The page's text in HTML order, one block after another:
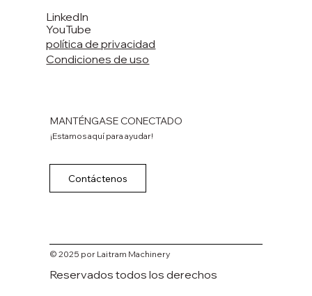
LinkedIn
YouTube
política de privacidad
Condiciones de uso
MANTÉNGASE CONECTADO
¡Estamos aquí para ayudar!
Contáctenos
© 2025 por Laitram Machinery
Reservados todos los derechos